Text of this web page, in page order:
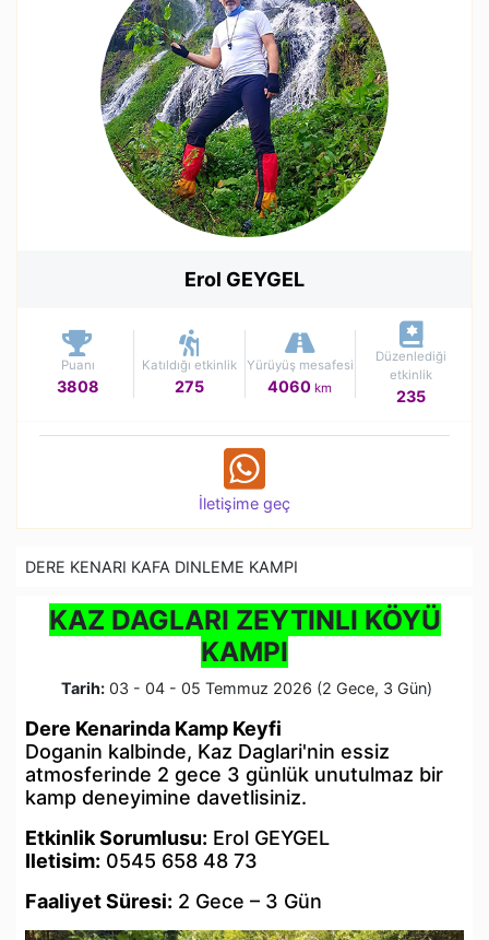
Erol GEYGEL
Puanı
3808
Katıldığı etkinlik
275
Yürüyüş mesafesi
4060km
Düzenlediği
etkinlik
235
İletişime geç
DERE KENARI KAFA DINLEME KAMPI
KAZ DAGLARI ZEYTINLI KÖYÜ
KAMPI
Tarih:03 - 04 - 05 Temmuz 2026 (2 Gece, 3 Gün)
Dere Kenarinda Kamp Keyfi
Doganin kalbinde, Kaz Daglari'nin essiz
atmosferinde 2 gece 3 günlük unutulmaz bir
kamp deneyimine davetlisiniz.
Etkinlik Sorumlusu: Erol GEYGEL
Iletisim: 0545 658 48 73
Faaliyet Süresi: 2 Gece – 3 Gün